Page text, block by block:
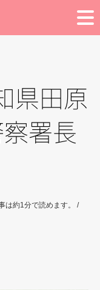
県田原
署長
は約1分で読めます。